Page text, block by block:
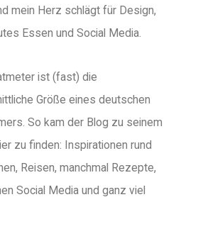
mein Herz schlägt für Design,
Essen und Social Media.
ist (fast) die
Größe eines deutschen
So kam der Blog zu seinem
zu finden: Inspirationen rund
Reisen, manchmal Rezepte,
Social Media und ganz viel